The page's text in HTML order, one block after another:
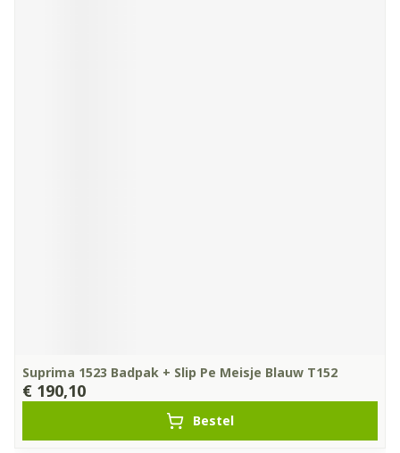
Suprima 1523 Badpak + Slip Pe Meisje Blauw T152
€ 190,10
Bestel